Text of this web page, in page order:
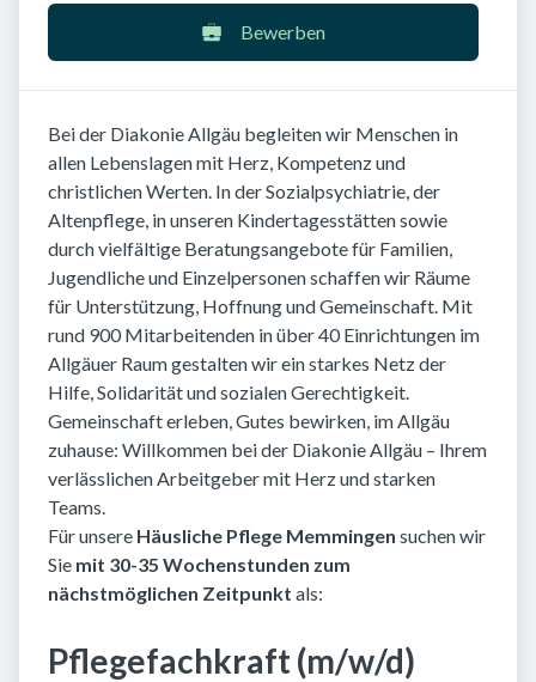
Bewerben
Bei der Diakonie Allgäu begleiten wir Menschen in
allen Lebenslagen mit Herz, Kompetenz und
christlichen Werten. In der Sozialpsychiatrie, der
Altenpflege, in unseren Kindertagesstätten sowie
durch vielfältige Beratungsangebote für Familien,
Jugendliche und Einzelpersonen schaffen wir Räume
für Unterstützung, Hoffnung und Gemeinschaft. Mit
rund 900 Mitarbeitenden in über 40 Einrichtungen im
Allgäuer Raum gestalten wir ein starkes Netz der
Hilfe, Solidarität und sozialen Gerechtigkeit.
Gemeinschaft erleben, Gutes bewirken, im Allgäu
zuhause: Willkommen bei der Diakonie Allgäu – Ihrem
verlässlichen Arbeitgeber mit Herz und starken
Teams.
Für unsere Häusliche Pflege Memmingen suchen wir
Sie mit 30-35 Wochenstunden zum
nächstmöglichen Zeitpunkt als:
Pflegefachkraft (m/w/d)